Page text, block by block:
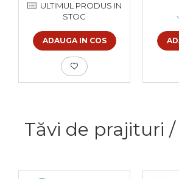
ULTIMUL PRODUS IN
STOC
ADAUGA IN COS
Tăvi de prajituri